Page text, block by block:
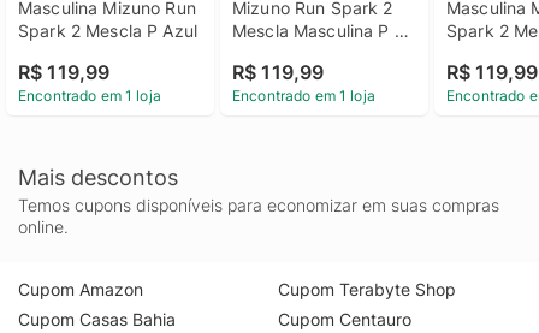
Masculina Mizuno Run
Spark 2 Mescla P Azul
R$ 119,99
Encontrado em 1 loja
Mizuno Run Spark 2
Mescla Masculina P
R$ 119,99
Encontrado em 1 loja
Masculina
Spark 2
R$ 119,99
Encontrado
Mais descontos
Temos cupons disponíveis para economizar em suas compras
online.
Cupom Amazon
Cupom Casas Bahia
Cupom Terabyte Shop
Cupom Centauro